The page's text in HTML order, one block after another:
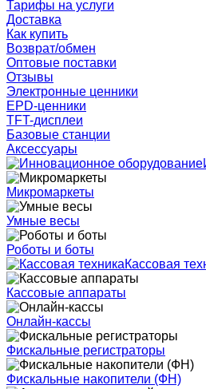
Тарифы на услуги
Доставка
Как купить
Возврат/обмен
Оптовые поставки
Отзывы
Электронные ценники
EPD-ценники
TFT-дисплеи
Базовые станции
Аксессуары
Микромаркеты
Умные весы
Роботы и боты
Кассовая
Кассовые аппараты
Онлайн-кассы
Фискальные регистраторы
Фискальные накопители (ФН)